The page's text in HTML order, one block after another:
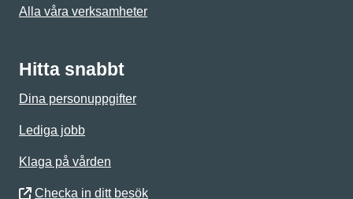
Alla våra verksamheter
Hitta snabbt
Dina personuppgifter
Lediga jobb
Klaga på vården
Checka in ditt besök